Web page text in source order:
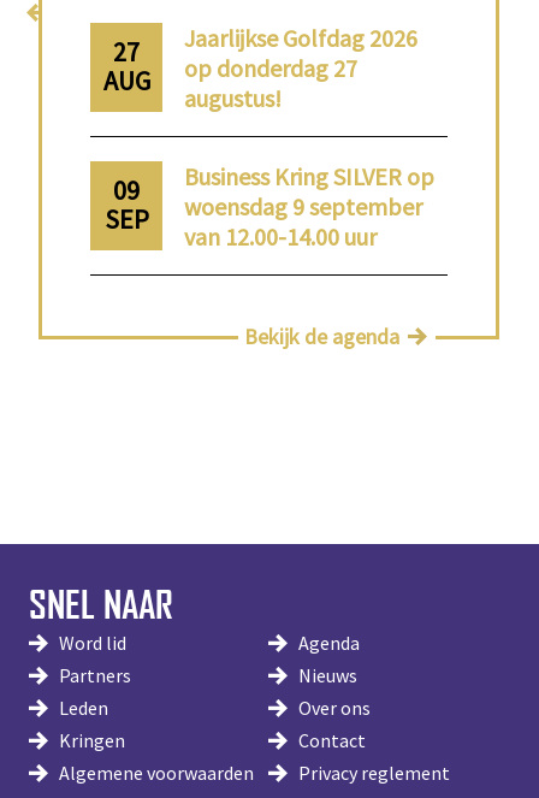
27
AUG
Jaarlijkse Golfdag 2026
op donderdag 27
augustus!
09
SEP
Business Kring SILVER op
woensdag 9 september
van 12.00-14.00 uur
Bekijk de agenda
SNEL NAAR
Word lid
Agenda
Partners
Nieuws
Leden
Over ons
Kringen
Contact
Algemene voorwaarden
Privacy reglement